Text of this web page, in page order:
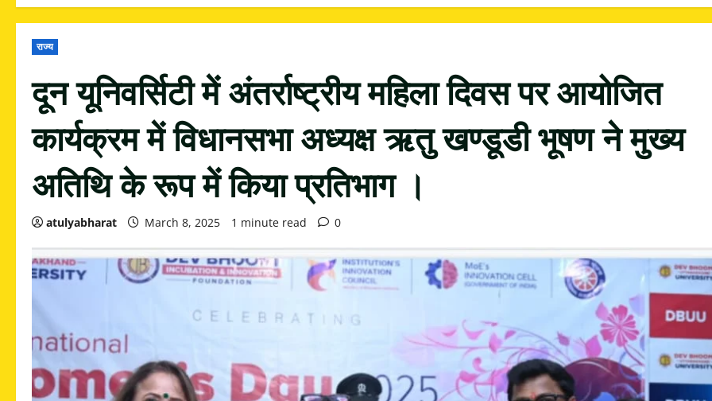
राज्य
दून यूनिवर्सिटी में अंतर्राष्ट्रीय महिला दिवस पर आयोजित
कार्यक्रम में विधानसभा अध्यक्ष ऋतु खण्डूडी भूषण ने मुख्य
अतिथि के रूप में किया प्रतिभाग ।
atulyabharat March 8, 2025 1 minute read 0